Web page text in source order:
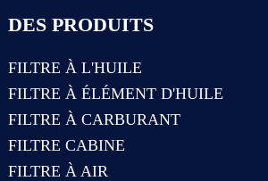
DES PRODUITS
FILTRE À L'HUILE
FILTRE À ÉLÉMENT D'HUILE
FILTRE À CARBURANT
FILTRE CABINE
FILTRE À AIR